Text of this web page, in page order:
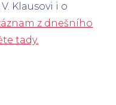
Klausovi i o
z dnešního
tady.